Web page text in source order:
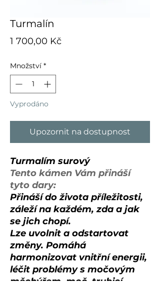
Turmalín
1 700,00 KčCena
Množství *
Vyprodáno
Upozornit na dostupnost
Turmalím surový
Tento kámen Vám přináší
tyto dary:
Přináší do života příležitosti,
záleží na každém, zda a jak
se jich chopí.
Lze uvolnit a odstartovat
změny. Pomáhá
harmonizovat vnitřní energii,
léčit problémy s močovým
měchýřem, moč. trubicí,